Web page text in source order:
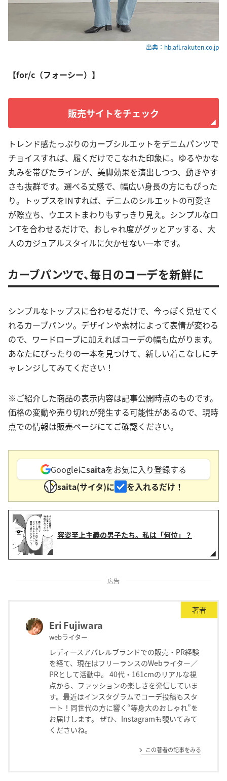
出典：hb.afl.rakuten.co.jp
【for/c（フォーシー）】
販売サイトをチェック
トレンド感たっぷりのカーブシルエットをデニムパンツで
チョイスすれば、履くだけでこなれた印象に。ゆるやかな
丸みを帯びたラインが、美脚効果を演出しつつ、動きやす
さも抜群です。選べる丈感で、幅広い身長の方にもぴった
り。トップスをINすれば、デニムのシルエットの可愛さ
が際立ち、ウエストまわりもすっきり見え。シンプルなロ
ンTを合わせるだけで、おしゃれ度がグッとアッする、大
人のカジュアルスタイルに欠かせない一本です。
カーブパンツで、毎日のコーデを新鮮に
シンプルなトップスに合わせるだけで、今っぽく見せてく
れるカーブパンツ。デザインや素材によって表情が変わる
ので、ワードローブに加えればコーデの幅も広がります。
あなたにぴったりの一本を見つけて、新しい着こなしにチ
ャレンジしてみてください！
※ご紹介した商品の表示内容は記事公開時点のものです。
価格の変動や売り切れが発生する可能性があるので、現時
点での情報は販売ページにてご確認ください。
Googleにsaitaをお気に入り登録する
saita(サイタ)に
を入れるだけ！
容姿至上主義の男子たち。私は「何位」？
広告
著者
Eri Fujiwara
webライター
レディースアパレルブランドでの販売・PR経験
を経て、現在はフリーランスのWebライター／
PRとして活動中。 40代・161cmのリアルな視
点から、ファッションの楽しさを発信していま
す。最近はインスタグラムでコーデ投稿もスタ
ート！同世代の方に響く“等身大のおしゃれ”を
お届けします。 ぜひ、Instagramも覗いてみて
くださいね。
この著者の記事をみる